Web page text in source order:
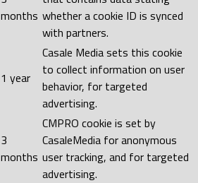
months whether a cookie ID is synced
with partners.
1 year
Casale Media sets this cookie
to collect information on user
behavior, for targeted
advertising.
3
months
CMPRO cookie is set by
CasaleMedia for anonymous
user tracking, and for targeted
advertising.